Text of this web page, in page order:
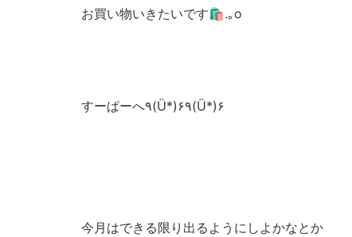
お買い物いきたいです🛍.｡o
すーぱーへ٩(Ü*)۶٩(Ü*)۶
今月はできる限り出るようにしよかなとか